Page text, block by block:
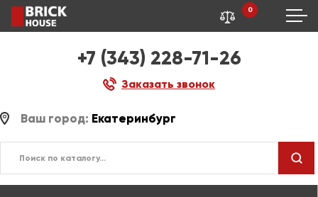
+7 (343) 228-71-26
Заказать звонок
0
Ваш город: Екатеринбург